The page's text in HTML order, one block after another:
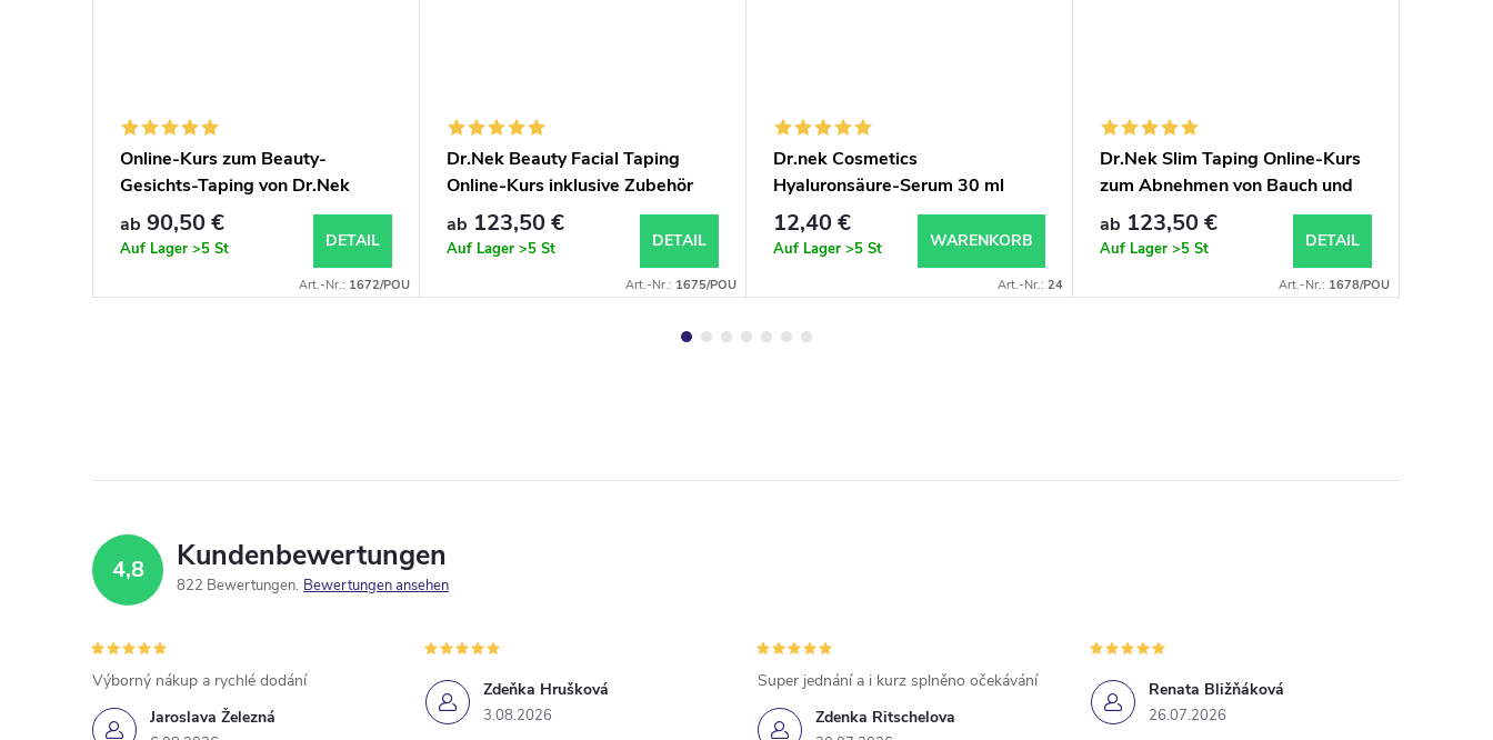
Online-Kurs zum Beauty-
Gesichts-Taping von Dr.Nek
ab 90,50 €
Auf Lager >5 St DETAIL
Art.-Nr.: 1672/POU
Dr.Nek Beauty Facial Taping
Online-Kurs inklusive Zubehör
ab 123,50 €
Auf Lager >5 St DETAIL
Art.-Nr.: 1675/POU
Dr.nek Cosmetics
Hyaluronsäure-Serum 30 ml
12,40 €
Auf Lager >5 St WARENKORB
Art.-Nr.: 24
Dr.Nek Slim Taping Online-Kurs
zum Abnehmen von Bauch und
Hüfte, inklusive Zubehör
ab 123,50 €
Auf Lager >5 St DETAIL
Art.-Nr.: 1678/POU
4,8 Kundenbewertungen
822 Bewertungen Bewertungen ansehen
Jaroslava Železná
Výborný nákup a rychlé dodání Zdeňka Hrušková
3.08.2026 Zdenka Ritschelova
Super jednání a i kurz splněno očekávání Renata Bližňáková
26.07.2026